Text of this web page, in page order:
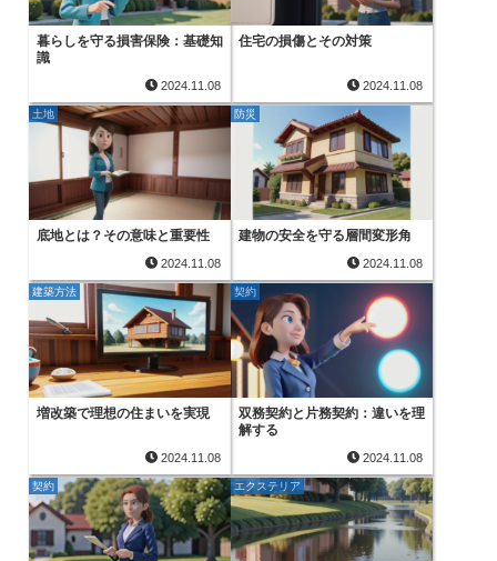
暮らしを守る損害保険：基礎知
識
2024.11.08
住宅の損傷とその対策
2024.11.08
土地
底地とは？その意味と重要性
2024.11.08
防災
建物の安全を守る層間変形角
2024.11.08
建築方法
増改築で理想の住まいを実現
2024.11.08
契約
双務契約と片務契約：違いを理
解する
2024.11.08
契約 エクステリア